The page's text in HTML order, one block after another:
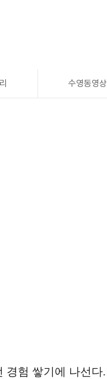
수영동영상
경험 쌓기에 나선다.